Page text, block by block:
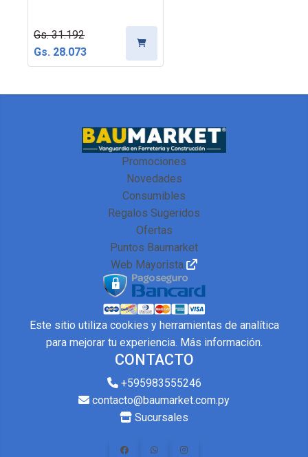
Gs. 31.192
Gs. 28.073
Promociones
Novedades
Consumibles
Regalos Sugeridos
Ofertas
Puntos Baumarket
Web Mayorista
CONTACTO
+595983555246
contacto@baumarket.com.py
Sucursales
Este sitio utiliza cookies y herramientas de analítica
para mejorar tu experiencia. Más información.